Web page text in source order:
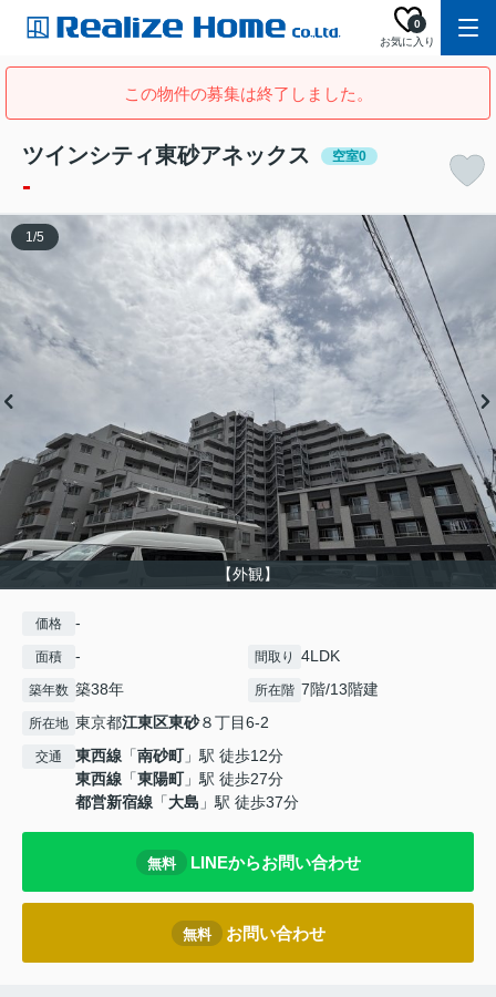
お気に入り
0
この物件の募集は終了しました。
ツインシティ東砂アネックス 空室0
-
【外観】
1/5
価格 -
面積 - 間取り 4LDK
築年数 築38年 所在階 7階/13階建
所在地 東京都江東区東砂８丁目6-2
交通 東西線 「南砂町」駅 徒歩12分
東西線 「東陽町」駅 徒歩27分
都営新宿線 「大島 」駅 徒歩37分
無料 LINEからお問い合わせ
無料 お問い合わせ